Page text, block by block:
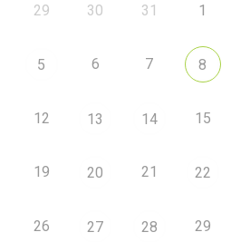
29 30 31 1
5 6 7 8
12 13 14 15
19 20 21 22
26 27 28 29